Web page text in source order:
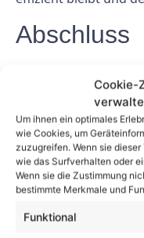
Cookie-
Um ihnen ein optimales
wie Cookies, um
zuzugreifen. Wenn sie
wie das Surfverhalten oder
Wenn sie die Zustimmung
bestimmte Merkmale und
Funktional
Abschluss
Aspekt zur
und Konformität
verschiedenen
diesem Prozess eine
gründliche
Aufzeichnungen
Wartung und